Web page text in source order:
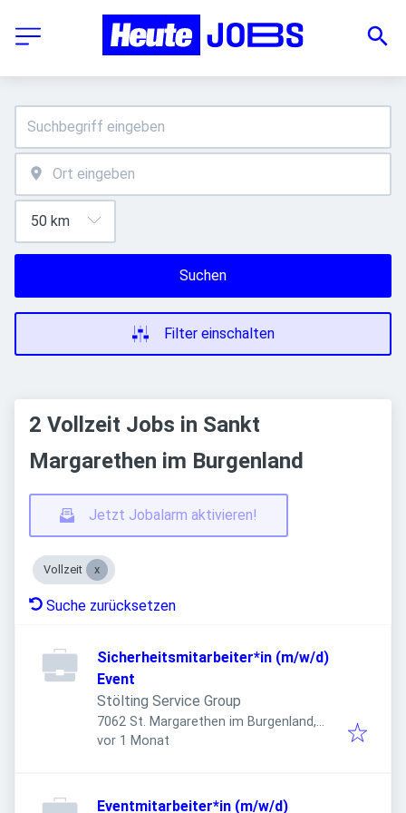
Suchen
Filter einschalten
2 Vollzeit Jobs in Sankt
Margarethen im Burgenland
Jetzt Jobalarm aktivieren!
Vollzeit
Suche zurücksetzen
Sicherheitsmitarbeiter*in (m/w/d)
Event
Stölting Service Group
7062 St. Margarethen im Burgenland,
Österreich
Veröffentlicht
vor 1 Monat
Eventmitarbeiter*in (m/w/d)